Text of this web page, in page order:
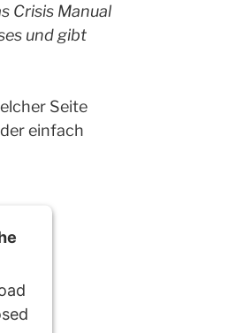
Crisis Manual
und gibt
Seite
einfach